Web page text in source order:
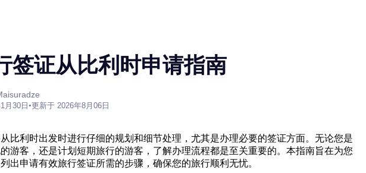
签证从比利时申请指南
月30日•更新于 2026年8月06日
比利时出发时进行仔细的规划和细节处理，尤其是办理必要的签证方面。无论您是
游客，还是计划短期旅行的游客，了解办理流程都是至关重要的。本指南旨在为您
出申请有效旅行签证所需的步骤，确保您的旅行顺利无忧。